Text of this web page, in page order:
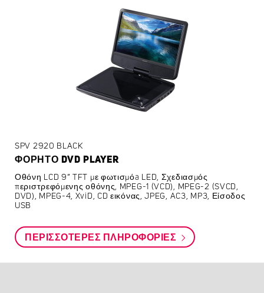
SPV 2920 BLACK
ΦΟΡΗΤΌ DVD PLAYER
Οθόνη LCD 9” TFT με φωτισμόa LED, Σχεδιασμός
περιστρεφόμενης οθόνης, MPEG-1 (VCD), MPEG-2 (SVCD,
DVD), MPEG-4, XviD, CD εικόνας, JPEG, AC3, MP3, Είσοδος
USB
ΠΕΡΙΣΣΌΤΕΡΕΣ ΠΛΗΡΟΦΟΡΊΕΣ